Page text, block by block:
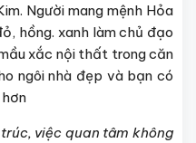
Người mang mệnh Hỏa
hồng. xanh làm chủ đạo
xắc nội thất trong căn
ngôi nhà đẹp và bạn có
việc quan tâm không